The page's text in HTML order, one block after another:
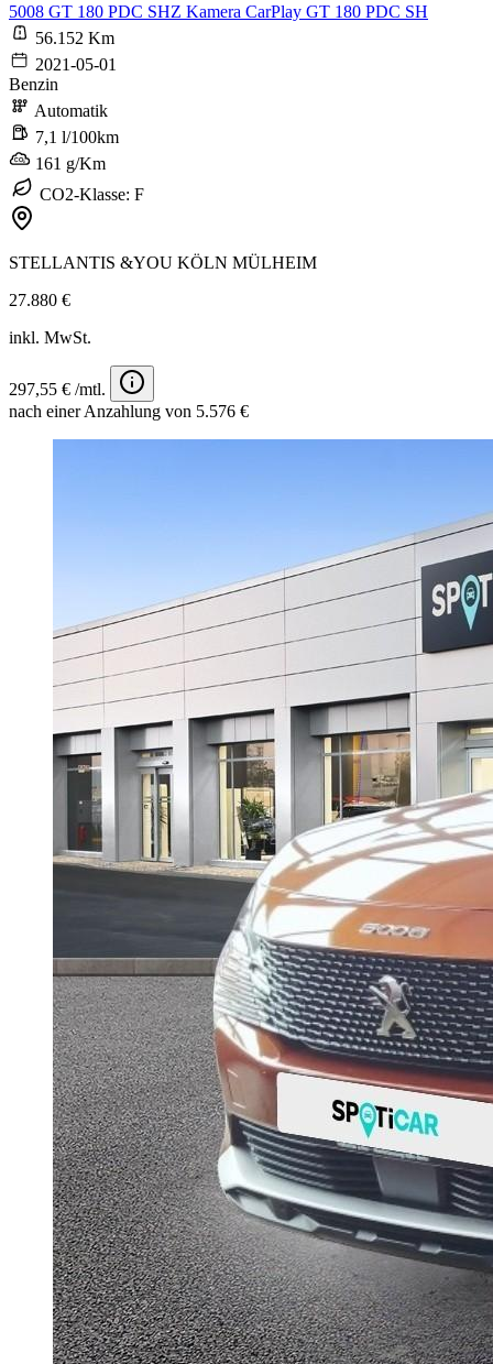
5008 GT 180 PDC SHZ Kamera CarPlay GT 180 PDC SH
56.152 Km
2021-05-01
Benzin
Automatik
7,1 l/100km
161 g/Km
CO2-Klasse: F
STELLANTIS &YOU KÖLN MÜLHEIM
27.880 €
inkl. MwSt.
297,55 € /mtl.
nach einer Anzahlung von 5.576 €